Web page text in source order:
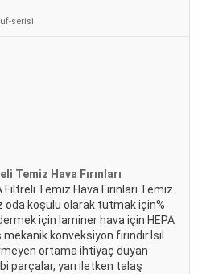
serisi
Temiz Hava Fırınları
Temiz Hava Fırınları Temiz
oda koşulu olarak tutmak için%
için laminer hava için HEPA
mekanik konveksiyon fırındır.Isıl
ortama ihtiyaç duyan
parçalar, yarı iletken talaş